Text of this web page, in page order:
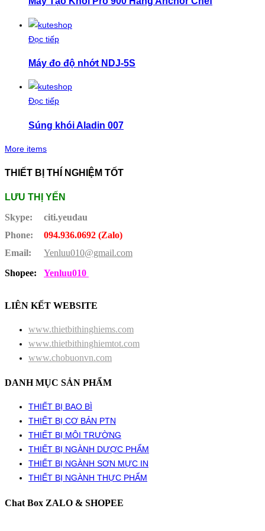
Đọc tiếp
Máy đo độ nhớt NDJ-5S
Đọc tiếp
Súng khói Aladin 007
More items
THIẾT BỊ THÍ NGHIỆM TỐT
LƯU THỊ YẾN
Skype:
citi.yeudau
Phone:
094.936.0692 (Zalo)
Email:
Yenluu010@gmail.com
Shopee:
Yenluu010
LIÊN KẾT WEBSITE
www.thietbithinghiems.com
www.thietbithinghiemtot.com
www.chobuonvn.com
DANH MỤC SẢN PHẨM
THIẾT BỊ BAO BÌ
THIẾT BỊ CƠ BẢN PTN
THIẾT BỊ MÔI TRƯỜNG
THIẾT BỊ NGÀNH DƯỢC PHẨM
THIẾT BỊ NGÀNH SƠN MỰC IN
THIẾT BỊ NGÀNH THỰC PHẨM
Chat Box ZALO & SHOPEE